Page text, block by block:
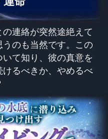
連絡が突然途絶えて
のも当然です。この
て知り、彼の真意を
るべきか、やめるべ